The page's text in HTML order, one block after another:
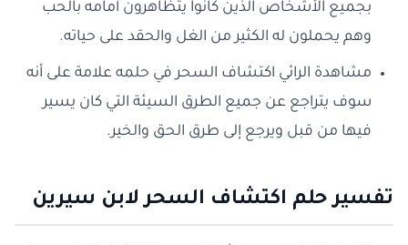
بجميع الأشخاص الذين كانوا يتظاهرون أمامه بالحب
وهم يحملون له الكثير من الغل والحقد على حياته.
مشاهدة الرائي اكتشاف السحر في حلمه علامة على أنه
سوف يتراجع عن جميع الطرق السيئة التي كان يسير
فيها من قبل ويرجع إلى طرق الحق والخير.
تفسير حلم اكتشاف السحر لابن سيرين